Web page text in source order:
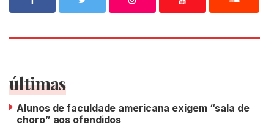
últimas
Alunos de faculdade americana exigem “sala de
choro” aos ofendidos